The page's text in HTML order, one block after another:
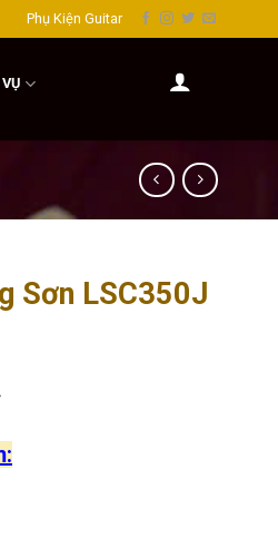
Phụ Kiện Guitar
Sơn LSC350J